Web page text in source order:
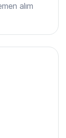
alım